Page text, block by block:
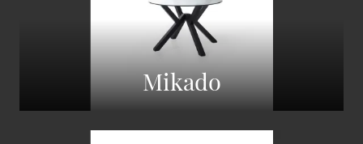
Mikado